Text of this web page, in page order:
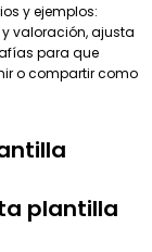
y ejemplos:
valoración, ajusta
para que
o compartir como
plantilla